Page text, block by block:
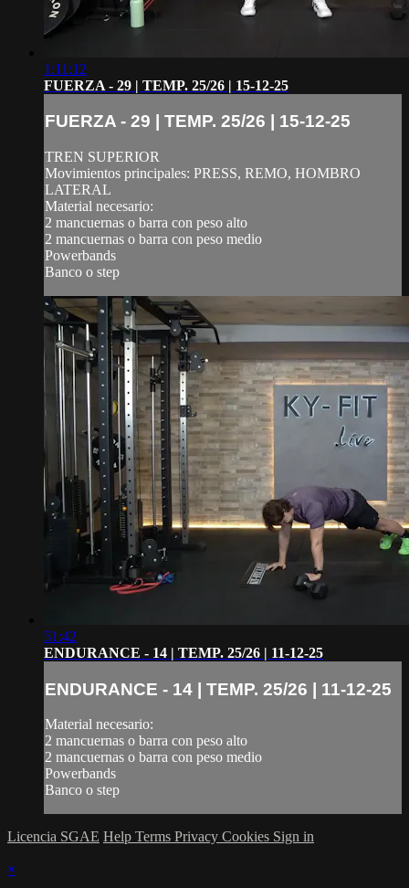
1:11:12
FUERZA - 29 | TEMP. 25/26 | 15-12-25
FUERZA - 29 | TEMP. 25/26 | 15-12-25
TREN SUPERIOR
Movimientos principales: PRESS, REMO, HOMBRO
LATERAL
Material necesario:
2 mancuernas o barra con peso alto
2 mancuernas o barra con peso medio
Powerbands
Banco o step
51:42
ENDURANCE - 14 | TEMP. 25/26 | 11-12-25
ENDURANCE - 14 | TEMP. 25/26 | 11-12-25
Material necesario:
2 mancuernas o barra con peso alto
2 mancuernas o barra con peso medio
Powerbands
Banco o step
Licencia SGAE Help Terms Privacy Cookies Sign in
×